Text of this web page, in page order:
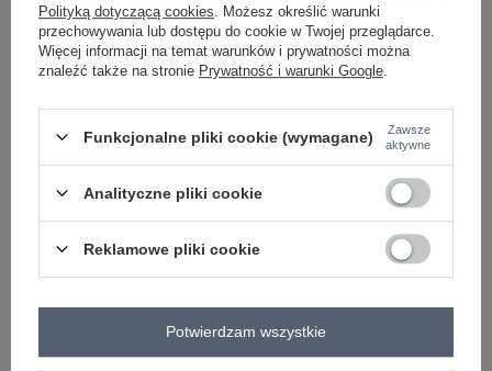
Masz pytanie? Chętnie pomożemy.
Zadzwoń+48 601 547 740 Zadaj pytanie
sposób prania : pranie w pralce w 30°C
typ produktu
sukienka letnia
dominujący
groszki
Polityką dotyczącą cookies . Możesz określić warunki
przechowywania lub dostępu do cookie w Twojej przeglądarce.
Więcej informacji na temat warunków i prywatności można
znaleźć także na stronie Prywatność i warunki Google
Funkcjonalne pliki cookie (wymagane)
Zawsze
aktywne
Analityczne pliki cookie
Reklamowe pliki cookie
Potwierdzam wszystkie